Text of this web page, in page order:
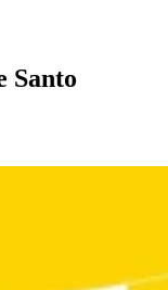
Santo